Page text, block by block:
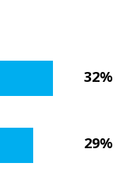
32%
29%